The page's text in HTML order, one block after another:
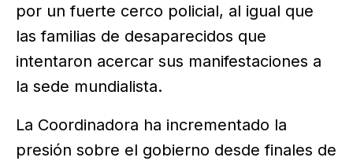
por un fuerte cerco policial, al igual que
las familias de desaparecidos que
intentaron acercar sus manifestaciones a
la sede mundialista.
La Coordinadora ha incrementado la
presión sobre el gobierno desde finales de